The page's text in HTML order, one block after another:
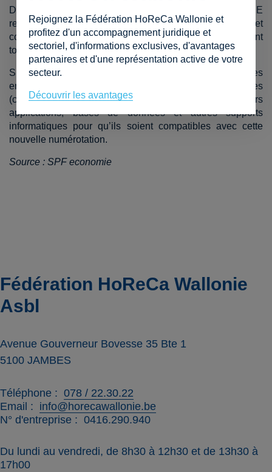
Désormais, toute nouvelle entité s’inscrivant à la BCE
recevra un numéro d’entreprise composé de 10 chiffres et
commençant par 1. Les entreprises existantes conservent
toutefois leur numéro d’entreprise commençant par 0.
Si cela a peu d’impact pour le consommateur, les
entreprises et les prestataires de services aux entreprises
(comptables par exemple), doivent adapter leurs
applications, bases de données et autres supports
informatiques pour qu’ils soient compatibles avec cette
nouvelle numérotation.
Source : SPF economie
Fédération HoReCa Wallonie
Asbl
Avenue Gouverneur Bovesse 35 Bte 1
5100 JAMBES
Téléphone
078 / 22.30.22
Email
info@horecawallonie.be
N° d'entreprise
0416.290.940
Du lundi au vendredi, de 8h30 à 12h30 et de 13h30 à
17h00
Rejoignez la Fédération HoReCa Wallonie et
profitez d'un accompagnement juridique et
sectoriel, d'informations exclusives, d'avantages
partenaires et d'une représentation active de votre
secteur.
Découvrir les avantages